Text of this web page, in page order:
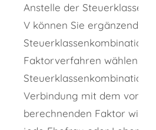
Anstelle der
V können Sie ergänzend zur
Steuerklassenkombination
Faktorverfahren wählen.
Steuerklassenkombination
Verbindung mit dem vom
berechnenden Faktor wird